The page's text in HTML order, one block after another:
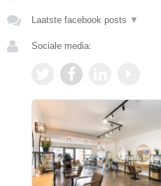
Laatste facebook posts ▼
Sociale media: